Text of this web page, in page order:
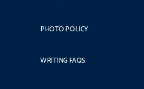
PHOTO POLICY
WRITING FAQS